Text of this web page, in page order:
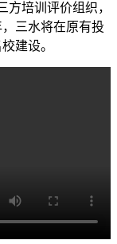
培训评价组织，
三水将在原有投
建设。